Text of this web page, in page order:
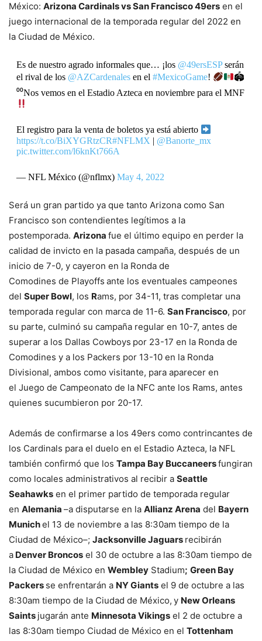
México: Arizona Cardinals vs San Francisco 49ers en el
juego internacional de la temporada regular del 2022 en
la Ciudad de México.
Es de nuestro agrado informales que… ¡los @49ersESPserán
el rival de los @AZCardenalesen el #MexicoGame!
🏟
⁰⁰Nos vemos en el Estadio Azteca en noviembre para el MNF
El registro para la venta de boletos ya está abierto
https://t.co/BiXYGRtzCR#NFLMX | @Banorte_mx
pic.twitter.com/l6knKt766A
— NFL México (@nflmx) May 4, 2022
Será un gran partido ya que tanto Arizona como San
Francisco son contendientes legítimos a la
postemporada. Arizona fue el último equipo en perder la
calidad de invicto en la pasada campaña, después de un
inicio de 7-0, y cayeron en la Ronda de
Comodines de Playoffs ante los eventuales campeones
del Super Bowl, los Rams, por 34-11, tras completar una
temporada regular con marca de 11-6. San Francisco, por
su parte, culminó su campaña regular en 10-7, antes de
superar a los Dallas Cowboys por 23-17 en la Ronda de
Comodines y a los Packers por 13-10 en la Ronda
Divisional, ambos como visitante, para aparecer en
el Juego de Campeonato de la NFC ante los Rams, antes
quienes sucumbieron por 20-17.
Además de confirmarse a los 49ers como contrincantes de
los Cardinals para el duelo en el Estadio Azteca, la NFL
también confirmó que los Tampa Bay Buccaneersfungiran
como locales administrativos al recibir a Seattle
Seahawks en el primer partido de temporada regular
en Alemania –a disputarse en la Allianz Arena del Bayern
Munichel 13 de noviembre a las 8:30am tiempo de la
Ciudad de México–; Jacksonville Jaguars recibirán
a Denver Broncos el 30 de octubre a las 8:30am tiempo de
la Ciudad de México en Wembley Stadium; Green Bay
Packers se enfrentarán a NY Giants el 9 de octubre a las
8:30am tiempo de la Ciudad de México, y New Orleans
Saints jugarán ante Minnesota Vikings el 2 de octubre a
las 8:30am tiempo Ciudad de México en el Tottenham